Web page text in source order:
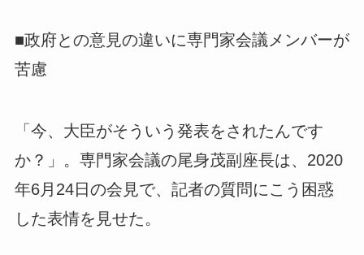
■政府との意見の違いに専門家会議メンバーが
苦慮
「今、大臣がそういう発表をされたんです
か？」。専門家会議の尾身茂副座長は、2020
年6月24日の会見で、記者の質問にこう困惑
した表情を見せた。